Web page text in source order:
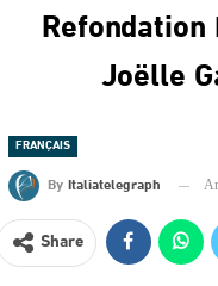
Refondation
Joëlle
FRANÇAIS
By Italiatelegraph
Share